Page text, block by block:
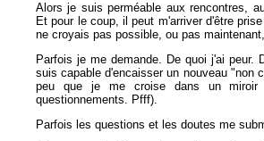
Alors je suis perméable aux rencontres,
Et pour le coup, il peut m'arriver d'être
ne croyais pas possible, ou pas
Parfois je me demande. De quoi j'ai
suis capable d'encaisser un nouveau "non
peu que je me croise dans un
questionnements. Pfff).
Parfois les questions et les doutes me